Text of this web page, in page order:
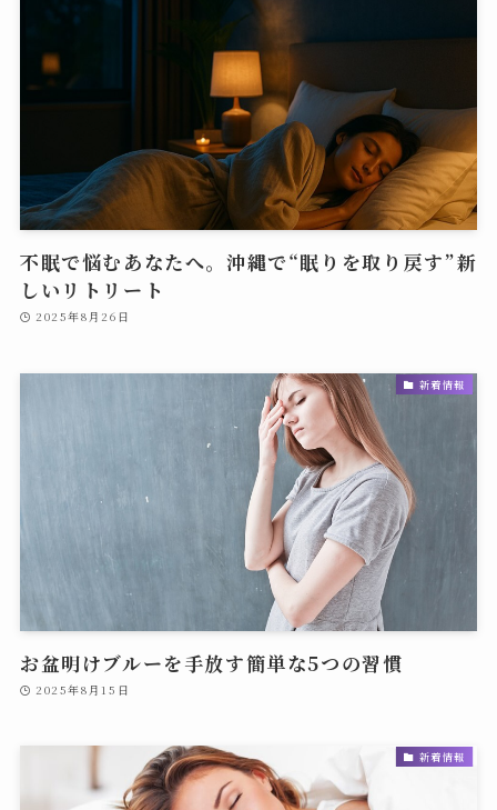
不眠で悩むあなたへ。沖縄で“眠りを取り戻す”新
しいリトリート
2025年8月26日
新着情報
お盆明けブルーを手放す簡単な5つの習慣
2025年8月15日
新着情報